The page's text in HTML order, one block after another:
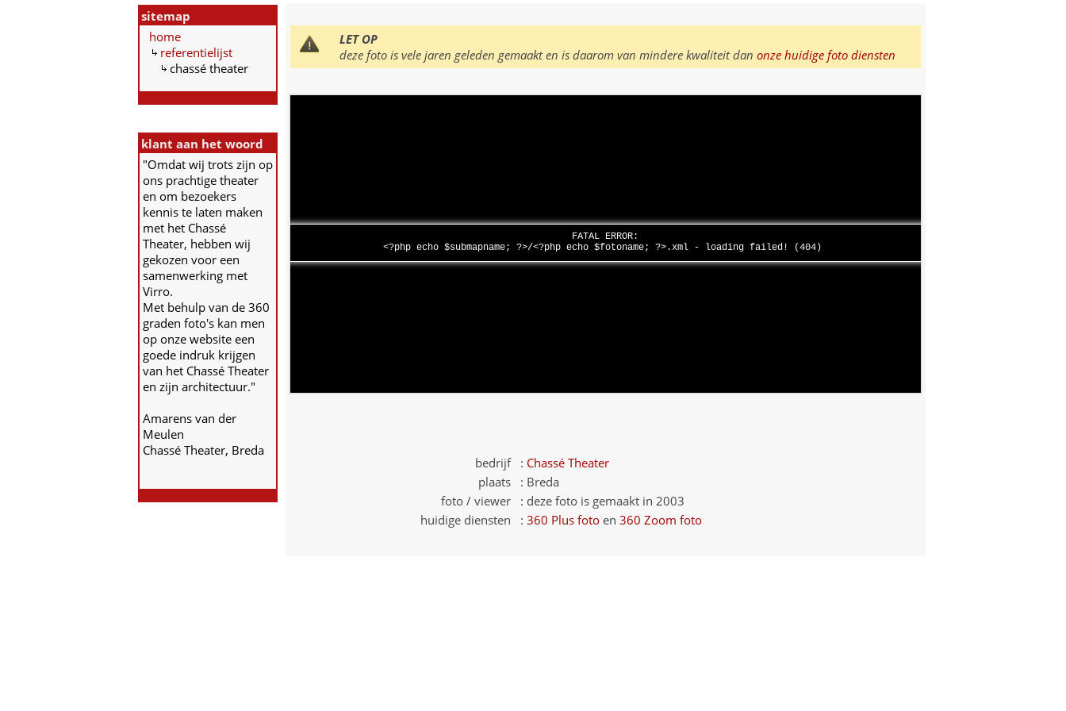
sitemap
home
referentielijst
chassé theater
klant aan het woord
"Omdat wij trots zijn op
ons prachtige theater
en om bezoekers
kennis te laten maken
met het Chassé
Theater, hebben wij
gekozen voor een
samenwerking met
Virro.
Met behulp van de 360
graden foto's kan men
op onze website een
goede indruk krijgen
van het Chassé Theater
en zijn architectuur."
Amarens van der
Meulen
Chassé Theater, Breda
LET OP
deze foto is vele jaren geleden gemaakt en is daarom van mindere kwaliteit dan onze huidige foto diensten
FATAL ERROR:
<?php echo $submapname; ?>/<?php echo $fotoname; ?>.xml - loading failed! (404)
bedrijf : Chassé Theater
plaats : Breda
foto / viewer : deze foto is gemaakt in 2003
huidige diensten : 360 Plus foto en 360 Zoom foto